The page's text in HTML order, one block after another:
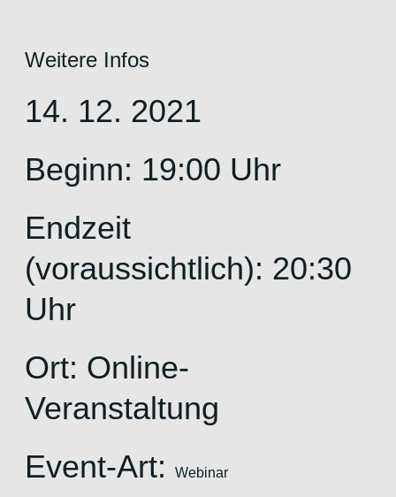
Weitere Infos
14. 12. 2021
Beginn: 19:00 Uhr
Endzeit
(voraussichtlich): 20:30
Uhr
Ort: Online-
Veranstaltung
Event-Art:
Webinar